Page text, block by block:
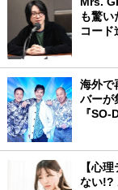
も驚
コード
海外で
バーが
『
【心
ない!?